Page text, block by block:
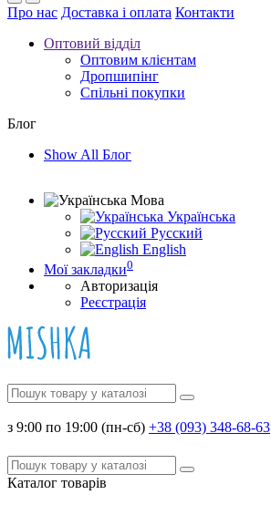
Про нас Доставка і оплата Контакти
Оптовий відділ
Оптовим клієнтам
Дропшипінг
Спільні покупки
Блог
Show All Блог
Мова
Українська
Русский
English
Мої закладки0
Авторизація
Реєстрація
з 9:00 по 19:00 (пн-сб) +38 (093) 348-68-63
Каталог товарів